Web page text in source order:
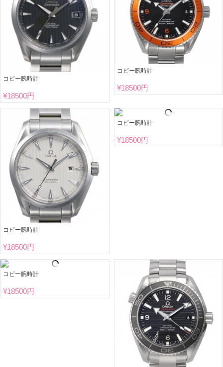
コピー腕時計
¥18500円
コピー腕時計
¥18500円
コピー腕時計
¥18500円
コピー腕時計
¥18500円
コピー腕時計
¥18500円